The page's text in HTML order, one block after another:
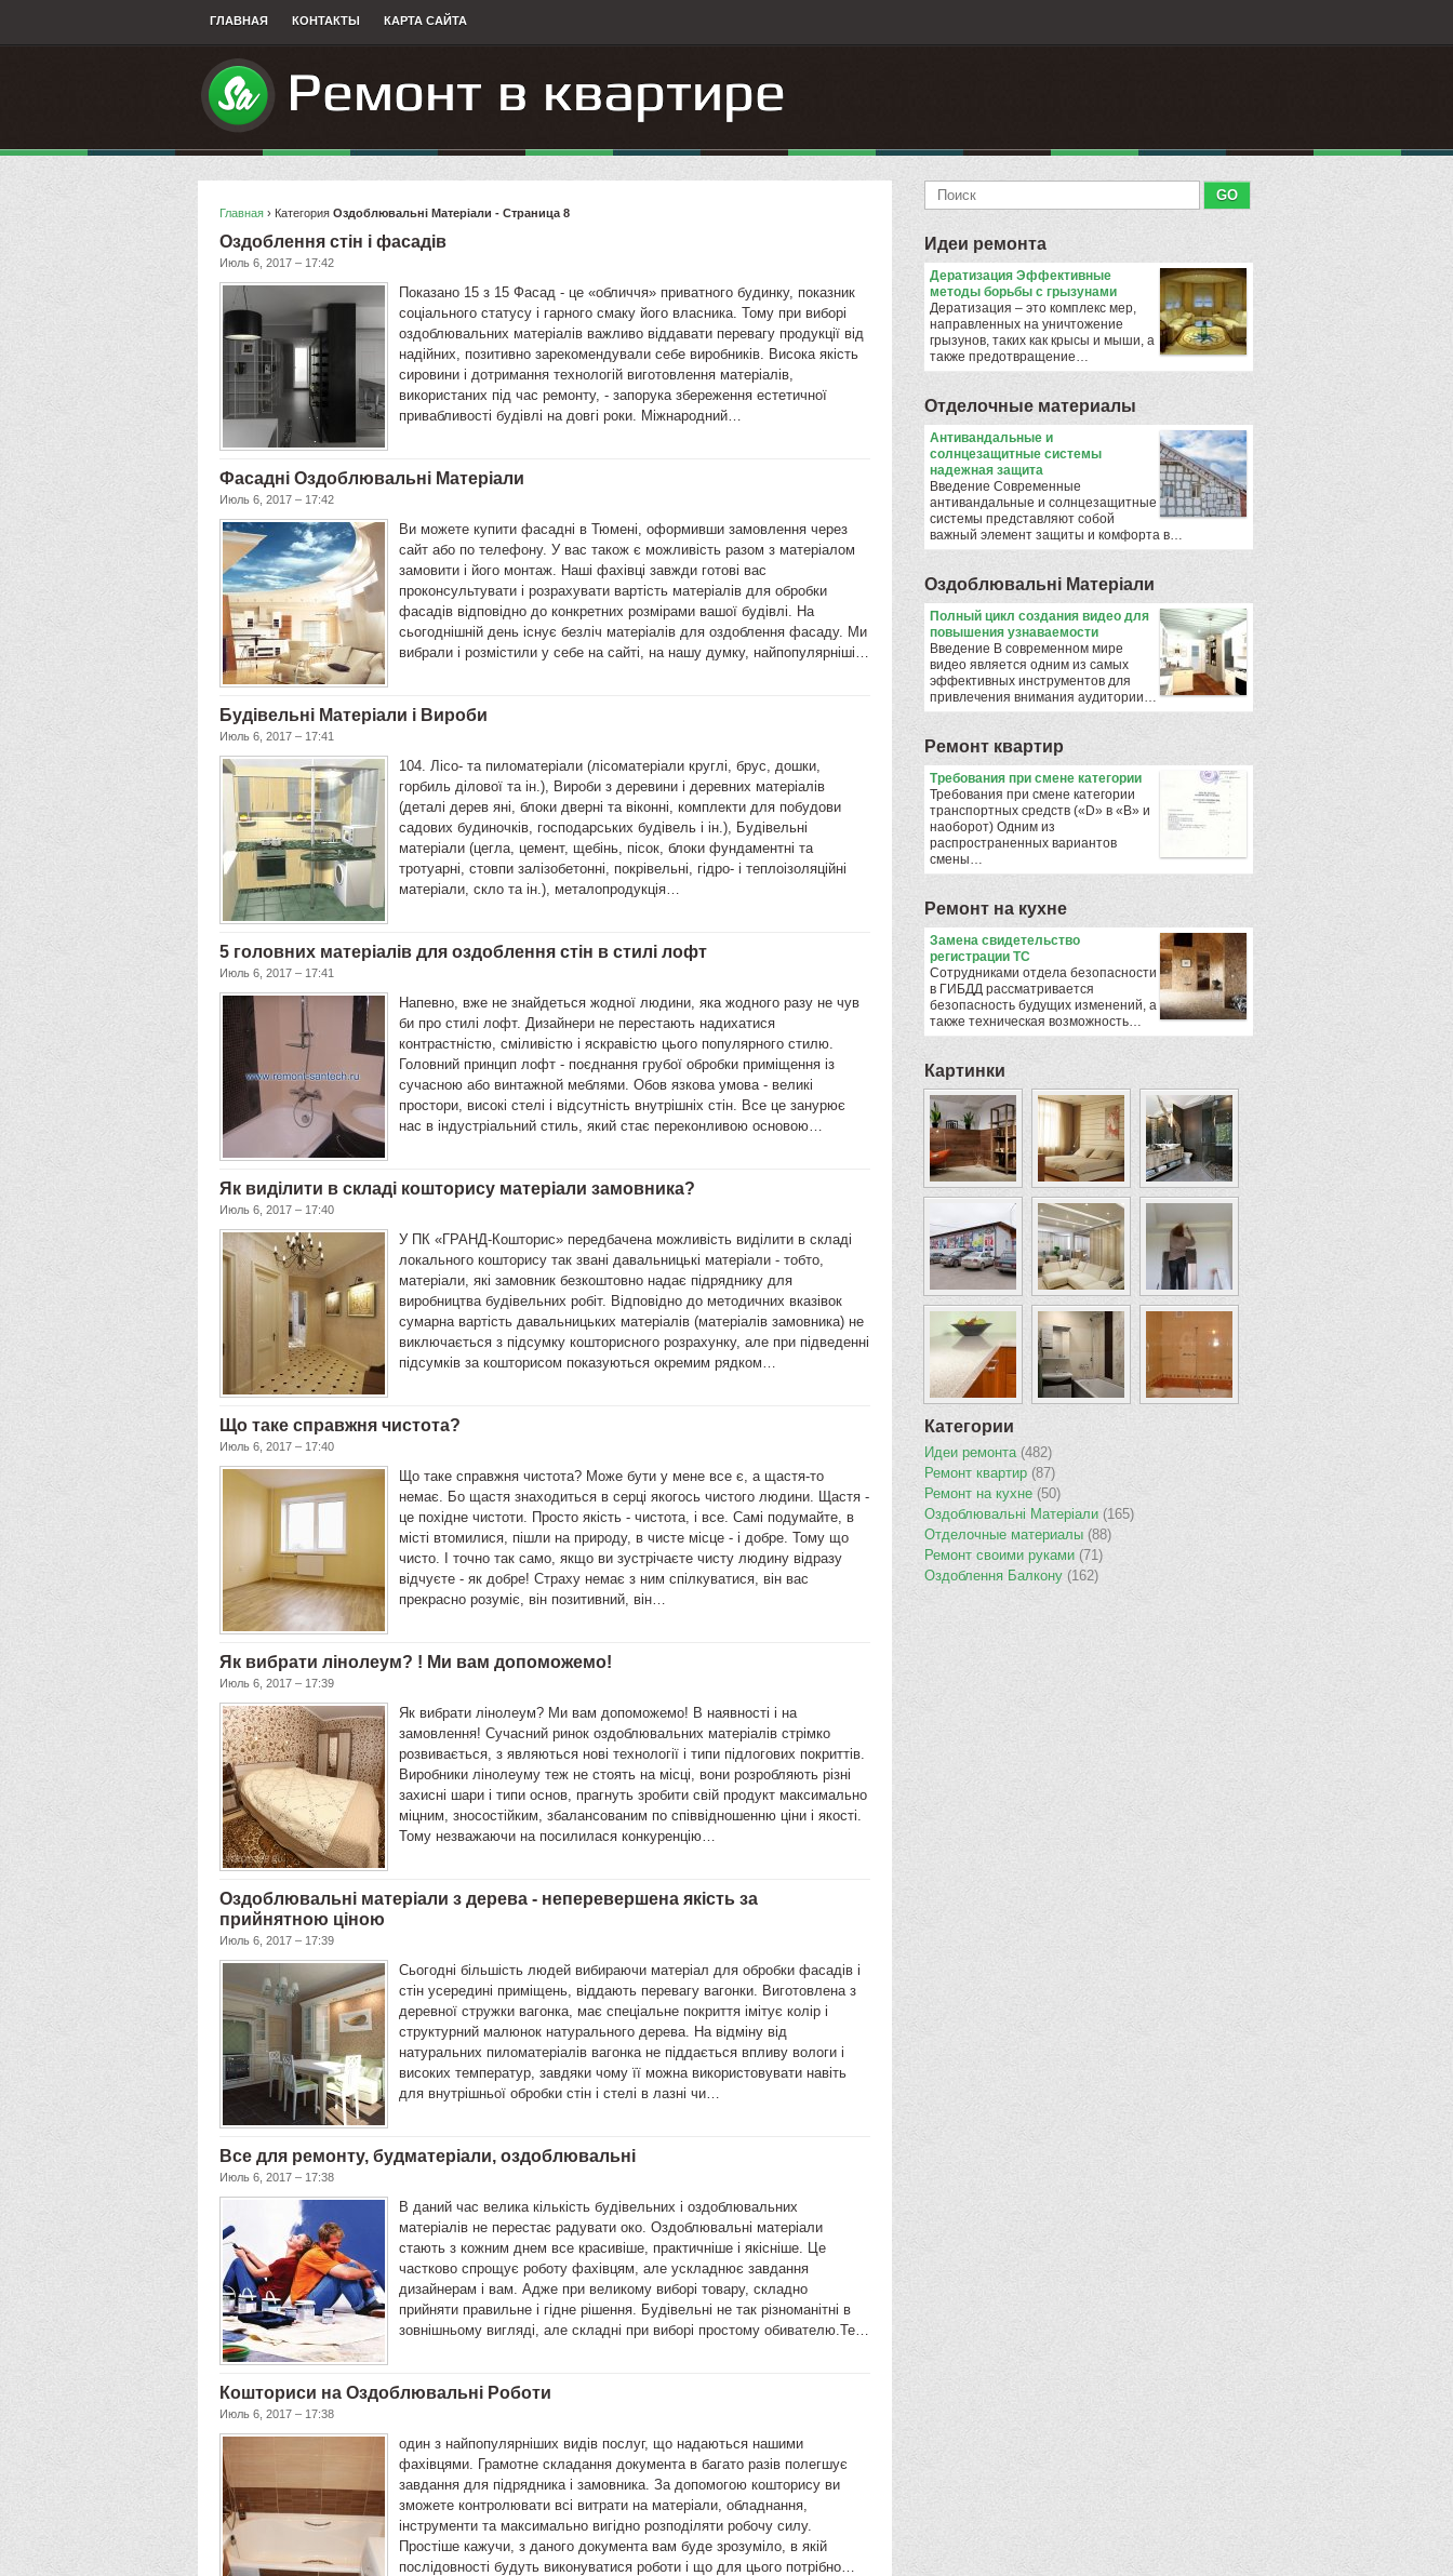
ГЛАВНАЯ КОНТАКТЫ КАРТА САЙТА
Главная › Категория Оздоблювальнi Матерiали - Страница 8
Оздоблення стін і фасадів
Июль 6, 2017 – 17:42
Показано 15 з 15 Фасад - це «обличчя» приватного будинку, показник
соціального статусу і гарного смаку його власника. Тому при виборі
оздоблювальних матеріалів важливо віддавати перевагу продукції від
надійних, позитивно зарекомендували себе виробників. Висока якість
сировини і дотримання технологій виготовлення матеріалів,
використаних під час ремонту, - запорука збереження естетичної
привабливості будівлі на довгі роки. Міжнародний…
Фасадні Оздоблювальні Матеріали
Июль 6, 2017 – 17:42
Ви можете купити фасадні в Тюмені, оформивши замовлення через
сайт або по телефону. У вас також є можливість разом з матеріалом
замовити і його монтаж. Наші фахівці завжди готові вас
проконсультувати і розрахувати вартість матеріалів для обробки
фасадів відповідно до конкретних розмірами вашої будівлі. На
сьогоднішній день існує безліч матеріалів для оздоблення фасаду. Ми
вибрали і розмістили у себе на сайті, на нашу думку, найпопулярніші…
Будівельні Матеріали і Вироби
Июль 6, 2017 – 17:41
104. Лісо- та пиломатеріали (лісоматеріали круглі, брус, дошки,
горбиль ділової та ін.), Вироби з деревини і деревних матеріалів
(деталі дерев яні, блоки дверні та віконні, комплекти для побудови
садових будиночків, господарських будівель і ін.), Будівельні
матеріали (цегла, цемент, щебінь, пісок, блоки фундаментні та
тротуарні, стовпи залізобетонні, покрівельні, гідро- і теплоізоляційні
матеріали, скло та ін.), металопродукція…
5 головних матеріалів для оздоблення стін в стилі лофт
Июль 6, 2017 – 17:41
Напевно, вже не знайдеться жодної людини, яка жодного разу не чув
би про стилі лофт. Дизайнери не перестають надихатися
контрастністю, сміливістю і яскравістю цього популярного стилю.
Головний принцип лофт - поєднання грубої обробки приміщення із
сучасною або винтажной меблями. Обов язкова умова - великі
простори, високі стелі і відсутність внутрішніх стін. Все це занурює
нас в індустріальний стиль, який стає переконливою основою…
Як виділити в складі кошторису матеріали замовника?
Июль 6, 2017 – 17:40
У ПК «ГРАНД-Кошторис» передбачена можливість виділити в складі
локального кошторису так звані давальницькі матеріали - тобто,
матеріали, які замовник безкоштовно надає підряднику для
виробництва будівельних робіт. Відповідно до методичних вказівок
сумарна вартість давальницьких матеріалів (матеріалів замовника) не
виключається з підсумку кошторисного розрахунку, але при підведенні
підсумків за кошторисом показуються окремим рядком…
Що таке справжня чистота?
Июль 6, 2017 – 17:40
Що таке справжня чистота? Може бути у мене все є, а щастя-то
немає. Бо щастя знаходиться в серці якогось чистого людини. Щастя -
це похідне чистоти. Просто якість - чистота, і все. Самі подумайте, в
місті втомилися, пішли на природу, в чисте місце - і добре. Тому що
чисто. І точно так само, якщо ви зустрічаєте чисту людину відразу
відчуєте - як добре! Страху немає з ним спілкуватися, він вас
прекрасно розуміє, він позитивний, він…
Як вибрати лінолеум? ! Ми вам допоможемо!
Июль 6, 2017 – 17:39
Як вибрати лінолеум? Ми вам допоможемо! В наявності і на
замовлення! Сучасний ринок оздоблювальних матеріалів стрімко
розвивається, з являються нові технології і типи підлогових покриттів.
Виробники лінолеуму теж не стоять на місці, вони розробляють різні
захисні шари і типи основ, прагнуть зробити свій продукт максимально
міцним, зносостійким, збалансованим по співвідношенню ціни і якості.
Тому незважаючи на посилилася конкуренцію…
Оздоблювальні матеріали з дерева - неперевершена якість за
прийнятною ціною
Июль 6, 2017 – 17:39
Сьогодні більшість людей вибираючи матеріал для обробки фасадів і
стін усередині приміщень, віддають перевагу вагонки. Виготовлена з
деревної стружки вагонка, має спеціальне покриття імітує колір і
структурний малюнок натурального дерева. На відміну від
натуральних пиломатеріалів вагонка не піддається впливу вологи і
високих температур, завдяки чому її можна використовувати навіть
для внутрішньої обробки стін і стелі в лазні чи…
Все для ремонту, будматеріали, оздоблювальні
Июль 6, 2017 – 17:38
В даний час велика кількість будівельних і оздоблювальних
матеріалів не перестає радувати око. Оздоблювальні матеріали
стають з кожним днем все красивіше, практичніше і якісніше. Це
частково спрощує роботу фахівцям, але ускладнює завдання
дизайнерам і вам. Адже при великому виборі товару, складно
прийняти правильне і гідне рішення. Будівельні не так різноманітні в
зовнішньому вигляді, але складні при виборі простому обивателю.Те…
Кошториси на Оздоблювальні Роботи
Июль 6, 2017 – 17:38
один з найпопулярніших видів послуг, що надаються нашими
фахівцями. Грамотне складання документа в багато разів полегшує
завдання для підрядника і замовника. За допомогою кошторису ви
зможете контролювати всі витрати на матеріали, обладнання,
інструменти та максимально вигідно розподіляти робочу силу.
Простіше кажучи, з даного документа вам буде зрозуміло, в якій
послідовності будуть виконуватися роботи і що для цього потрібно…
Идеи ремонта
Дератизация Эффективные
методы борьбы с грызунами
Дератизация – это комплекс мер,
направленных на уничтожение
грызунов, таких как крысы и мыши, а
также предотвращение…
Отделочные материалы
Антивандальные и
солнцезащитные системы
надежная защита
Введение Современные
антивандальные и солнцезащитные
системы представляют собой
важный элемент защиты и комфорта в…
Оздоблювальнi Матерiали
Полный цикл создания видео для
повышения узнаваемости
Введение В современном мире
видео является одним из самых
эффективных инструментов для
привлечения внимания аудитории…
Ремонт квартир
​Требования при смене категории
Требования при смене категории
транспортных средств («D» в «B» и
наоборот) Одним из
распространенных вариантов
смены…
Ремонт на кухне
Замена свидетельство
регистрации ТС
Сотрудниками отдела безопасности
в ГИБДД рассматривается
безопасность будущих изменений, а
также техническая возможность…
Картинки
Категории
Идеи ремонта(482)
Ремонт квартир (87)
Ремонт на кухне (50)
Оздоблювальнi Матерiали (165)
Отделочные материалы (88)
Ремонт своими руками (71)
Оздоблення Балкону (162)